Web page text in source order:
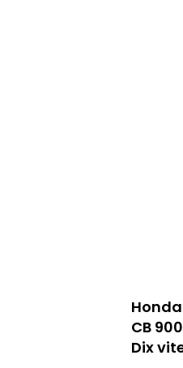
Honda
CB
Dix